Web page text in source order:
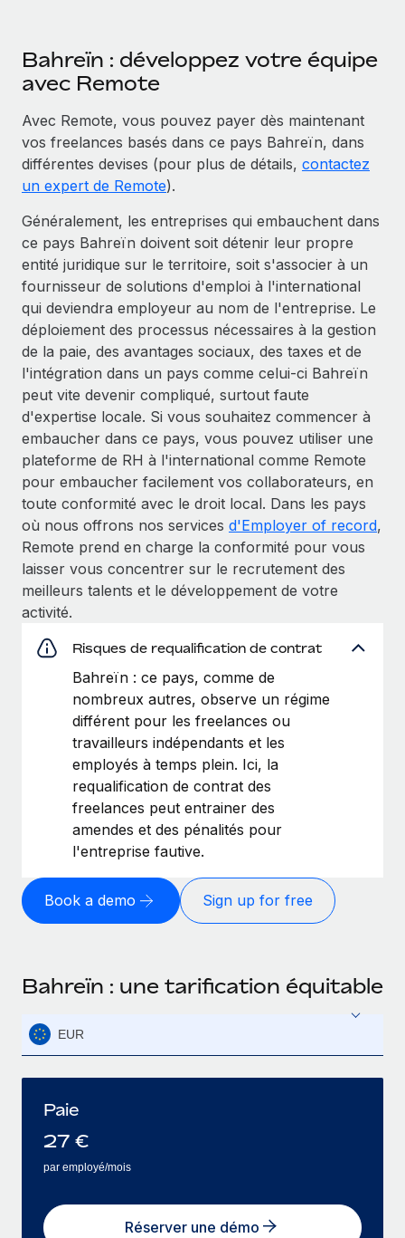
Bahreïn : développez votre équipe
avec Remote
Avec Remote, vous pouvez payer dès maintenant
vos freelances basés dans ce pays Bahreïn, dans
différentes devises (pour plus de détails, contactez
un expert de Remote).
Généralement, les entreprises qui embauchent dans
ce pays Bahreïn doivent soit détenir leur propre
entité juridique sur le territoire, soit s'associer à un
fournisseur de solutions d'emploi à l'international
qui deviendra employeur au nom de l'entreprise. Le
déploiement des processus nécessaires à la gestion
de la paie, des avantages sociaux, des taxes et de
l'intégration dans un pays comme celui-ci Bahreïn
peut vite devenir compliqué, surtout faute
d'expertise locale. Si vous souhaitez commencer à
embaucher dans ce pays, vous pouvez utiliser une
plateforme de RH à l'international comme Remote
pour embaucher facilement vos collaborateurs, en
toute conformité avec le droit local. Dans les pays
où nous offrons nos services d'Employer of record,
Remote prend en charge la conformité pour vous
laisser vous concentrer sur le recrutement des
meilleurs talents et le développement de votre
activité.
Risques de requalification de contrat
Bahreïn : ce pays, comme de
nombreux autres, observe un régime
différent pour les freelances ou
travailleurs indépendants et les
employés à temps plein. Ici, la
requalification de contrat des
freelances peut entrainer des
amendes et des pénalités pour
l'entreprise fautive.
Book a demo Sign up for free
Bahreïn : une tarification équitable
EUR
Paie
27 €
par employé/mois
Réserver une démo